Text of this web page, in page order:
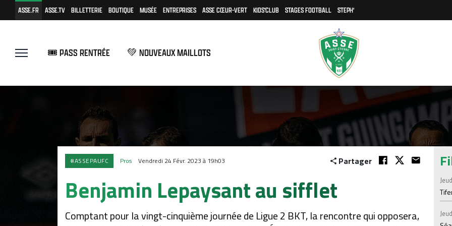
ASSE.FR ASSE.TV BILLETTERIE BOUTIQUE MUSÉE ENTREPRISES ASSE CŒUR-VERT KIDS'CLUB STAGES FOOTBALL STEPH'
🎟️ PASS RENTRÉE 💚 NOUVEAUX MAILLOTS
#ASSEPAUFC Pros Vendredi 24 Févr. 2023 à 19h03 Partager
Benjamin Lepaysant au sifflet
Comptant pour la vingt-cinquième journée de Ligue 2 BKT, la rencontre qui opposera,